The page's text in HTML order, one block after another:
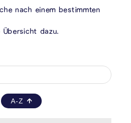
nach einem bestimmten
dazu.
A-Z